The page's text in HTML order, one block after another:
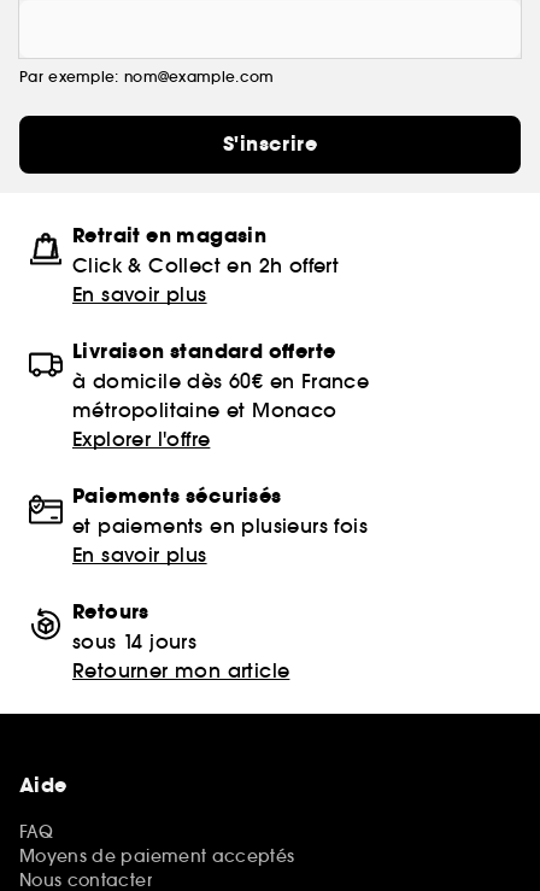
Par exemple: nom@example.com
S'inscrire
Retrait en magasin
Click & Collect en 2h offert
En savoir plus
Livraison standard offerte
à domicile dès 60€ en France
métropolitaine et Monaco
Explorer l'offre
Paiements sécurisés
et paiements en plusieurs fois
En savoir plus
Retours
sous 14 jours
Retourner mon article
Aide
FAQ
Moyens de paiement acceptés
Nous contacter